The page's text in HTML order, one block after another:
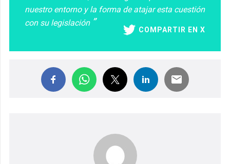
nuestro entorno y la forma de atajar esta cuestión
con su legislación
COMPARTIR EN X